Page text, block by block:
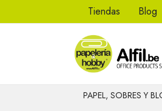
Tiendas Blog
PAPEL, SOBRES Y